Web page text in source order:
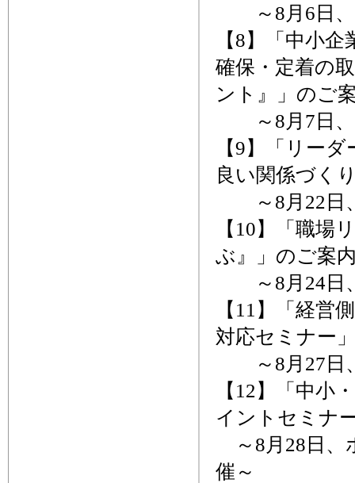
～8月6日、
【8】「中小
確保・定着の
ント』」のご
～8月7日、
【9】「リー
良い関係づく
～8月22日、
【10】「職場
ぶ』」のご案
～8月24日、
【11】「経営
対応セミナー
～8月27日、
【12】「中小
イントセミナ
～8月28日、
催～